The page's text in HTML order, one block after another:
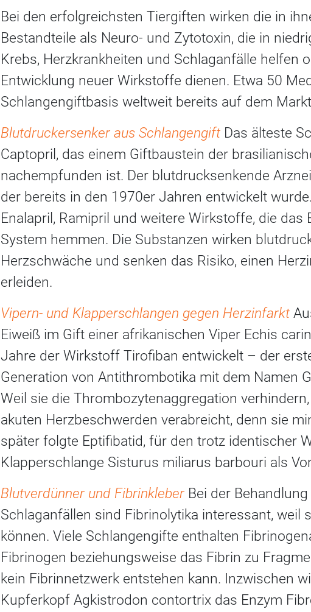
Bei den erfolgreichsten Tiergiften wirken die in
Bestandteile als Neuro- und Zytotoxin, die in
Krebs, Herzkrankheiten und Schlaganfälle helfen
Entwicklung neuer Wirkstoffe dienen. Etwa 50
Schlangengiftbasis weltweit bereits auf dem
Blutdruckersenker aus Schlangengift Das älteste
Captopril, das einem Giftbaustein der
nachempfunden ist. Der blutdrucksenkende
der bereits in den 1970er Jahren entwickelt
Enalapril, Ramipril und weitere Wirkstoffe, die das
System hemmen. Die Substanzen wirken
Herzschwäche und senken das Risiko, einen
erleiden.
Vipern- und Klapperschlangen gegen Herzinfarkt
Eiweiß im Gift einer afrikanischen Viper Echis
Jahre der Wirkstoff Tirofiban entwickelt – der
Generation von Antithrombotika mit dem Namen
Weil sie die Thrombozytenaggregation
akuten Herzbeschwerden verabreicht, denn sie
später folgte Eptifibatid, für den trotz identischer
Klapperschlange Sisturus miliarus barbouri als
Blutverdünner und Fibrinkleber Bei der
Schlaganfällen sind Fibrinolytika interessant, weil
können. Viele Schlangengifte enthalten
Fibrinogen beziehungsweise das Fibrin zu
kein Fibrinnetzwerk entstehen kann. Inzwischen
Kupferkopf Agkistrodon contortrix das Enzym